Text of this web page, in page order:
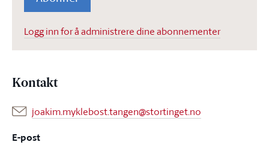
Logg inn for å administrere dine abonnementer
Kontakt
joakim.myklebost.tangen@stortinget.no
E-post